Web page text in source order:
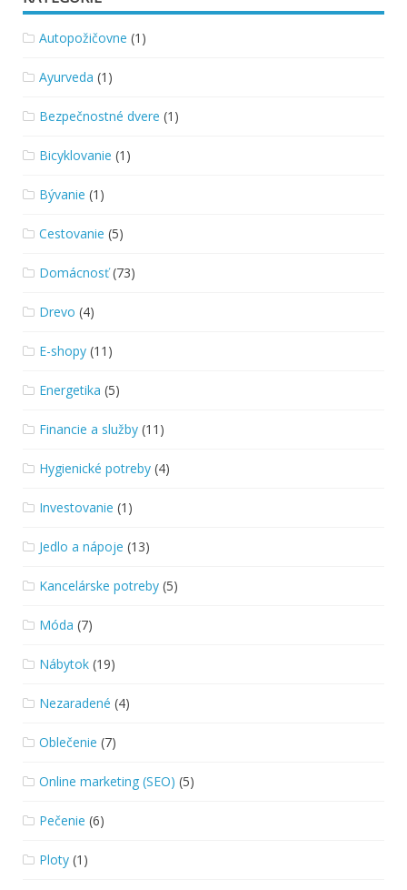
Autopožičovne (1)
Ayurveda (1)
Bezpečnostné dvere (1)
Bicyklovanie (1)
Bývanie (1)
Cestovanie (5)
Domácnosť(73)
Drevo (4)
E-shopy (11)
Energetika (5)
Financie a služby (11)
Hygienické potreby (4)
Investovanie (1)
Jedlo a nápoje (13)
Kancelárske potreby (5)
Móda (7)
Nábytok (19)
Nezaradené (4)
Oblečenie (7)
Online marketing (SEO) (5)
Pečenie (6)
Ploty (1)